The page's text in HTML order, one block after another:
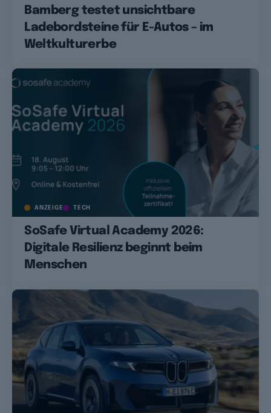
Bamberg testet unsichtbare
Ladebordsteine für E-Autos – im
Weltkulturerbe
ANZEIGE TECH
SoSafe Virtual Academy 2026:
Digitale Resilienz beginnt beim
Menschen